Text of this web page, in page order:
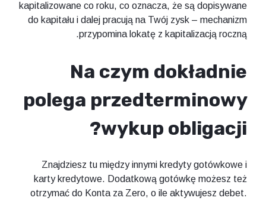
kapitalizowane co roku, co oznacza, że są dopisywane
do kapitału i dalej pracują na Twój zysk – mechanizm
przypomina lokatę z kapitalizacją roczną.
Na czym dokładnie
polega przedterminowy
wykup obligacji?
Znajdziesz tu między innymi kredyty gotówkowe i
karty kredytowe. Dodatkową gotówkę możesz też
otrzymać do Konta za Zero, o ile aktywujesz debet.